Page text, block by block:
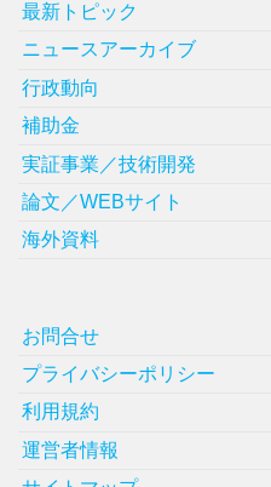
最新トピック
ニュースアーカイブ
行政動向
補助金
実証事業／技術開発
論文／WEBサイト
海外資料
お問合せ
プライバシーポリシー
利用規約
運営者情報